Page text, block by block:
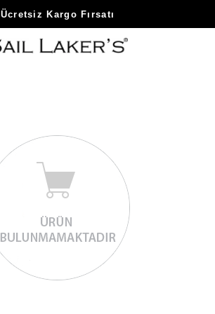
Ücretsiz Kargo Fırsatı